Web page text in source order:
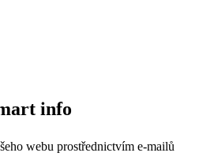
webu prostřednictvím e-mailů